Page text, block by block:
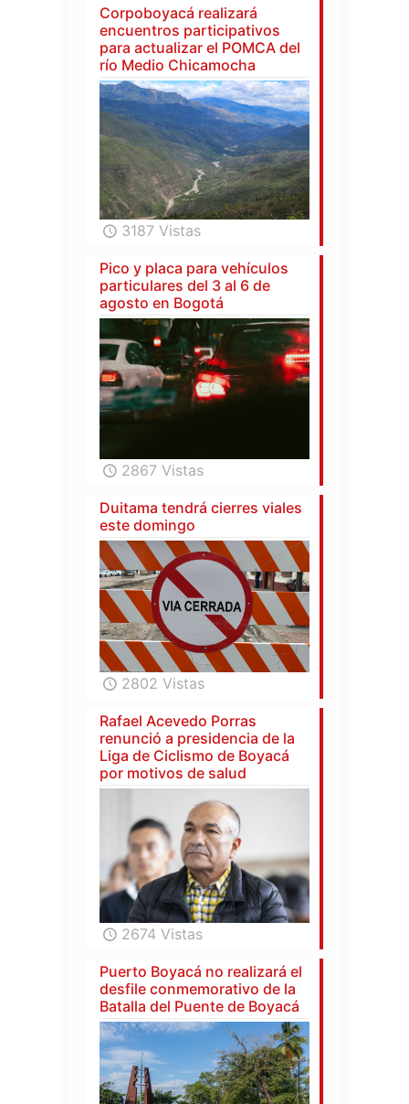
Corpoboyacá realizará
encuentros participativos
para actualizar el POMCA del
río Medio Chicamocha
3187 Vistas
Pico y placa para vehículos
particulares del 3 al 6 de
agosto en Bogotá
2867 Vistas
Duitama tendrá cierres viales
este domingo
2802 Vistas
Rafael Acevedo Porras
renunció a presidencia de la
Liga de Ciclismo de Boyacá
por motivos de salud
2674 Vistas
Puerto Boyacá no realizará el
desfile conmemorativo de la
Batalla del Puente de Boyacá